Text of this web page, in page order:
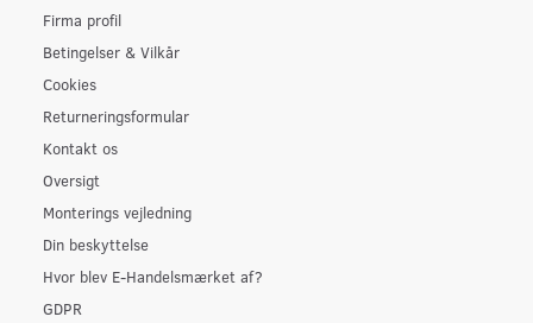
Firma profil
Betingelser & Vilkår
Cookies
Returneringsformular
Kontakt os
Oversigt
Monterings vejledning
Din beskyttelse
Hvor blev E-Handelsmærket af?
GDPR